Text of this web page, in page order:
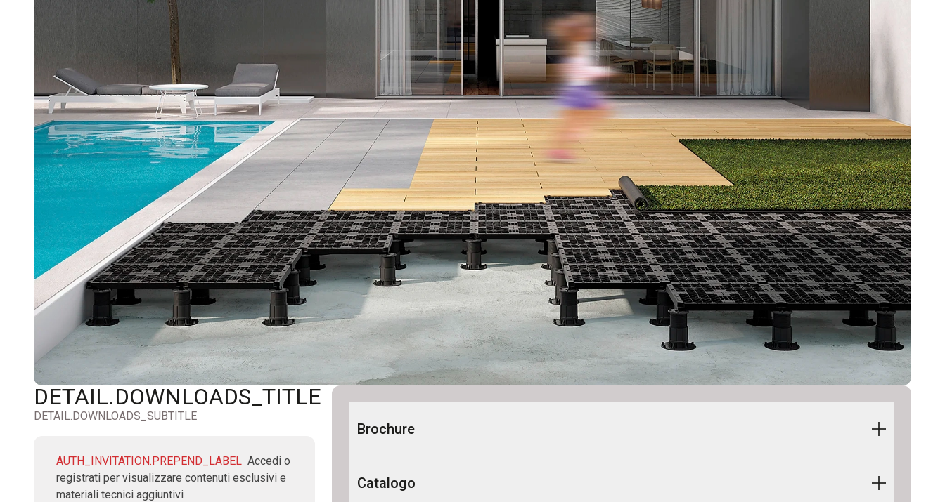
DETAIL.DOWNLOADS_TITLE
DETAIL.DOWNLOADS_SUBTITLE
AUTH_INVITATION.PREPEND_LABEL Accedi o
registrati per visualizzare contenuti esclusivi e
materiali tecnici aggiuntivi
Brochure
Flyer GravitySystem 2026_IT-EN_Digitale (LQ)
Catalogo